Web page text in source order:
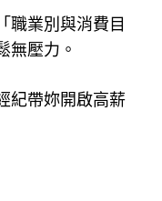
職業別與消費目
無壓力。
紀帶妳開啟高薪